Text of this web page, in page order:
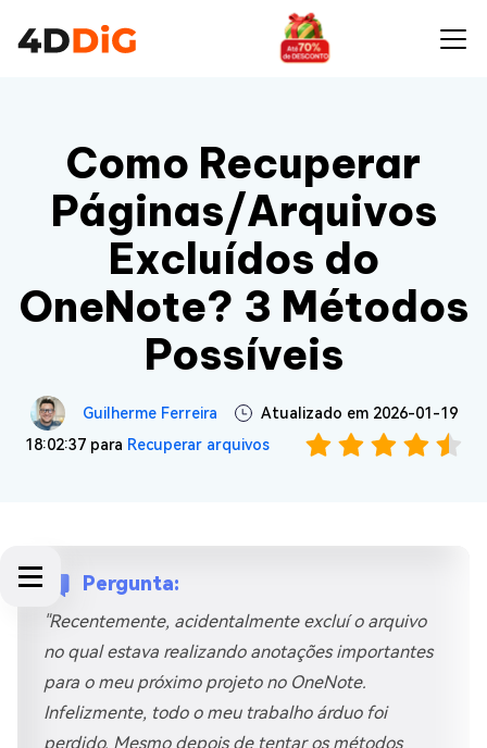
Como Recuperar
Páginas/Arquivos
Excluídos do
OneNote? 3 Métodos
Possíveis
Guilherme Ferreira
Atualizado em 2026-01-19
18:02:37 para Recuperar arquivos
Pergunta:
"Recentemente, acidentalmente excluí o arquivo
no qual estava realizando anotações importantes
para o meu próximo projeto no OneNote.
Infelizmente, todo o meu trabalho árduo foi
perdido. Mesmo depois de tentar os métodos